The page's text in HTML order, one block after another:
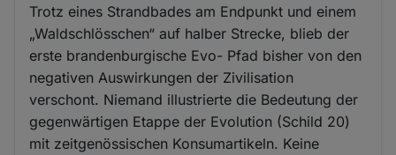
Trotz eines Strandbades am Endpunkt und einem
„Waldschlösschen“ auf halber Strecke, blieb der
erste brandenburgische Evo- Pfad bisher von den
negativen Auswirkungen der Zivilisation
verschont. Niemand illustrierte die Bedeutung der
gegenwärtigen Etappe der Evolution (Schild 20)
mit zeitgenössischen Konsumartikeln. Keine